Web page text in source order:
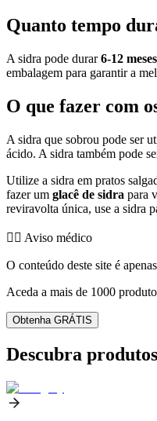
Quanto tempo
A sidra pode durar6-12 meses
embalagem para garantir a
O que fazer com
A sidra que sobrou pode ser
ácido. A sidra também pode
Utilize a sidra em pratos
fazer um glacê de sidra para
reviravolta única, use a sidra
👨‍⚕️️ Aviso médico
O conteúdo deste site é
Aceda a mais de 1000
Obtenha GRÁTIS
Descubra